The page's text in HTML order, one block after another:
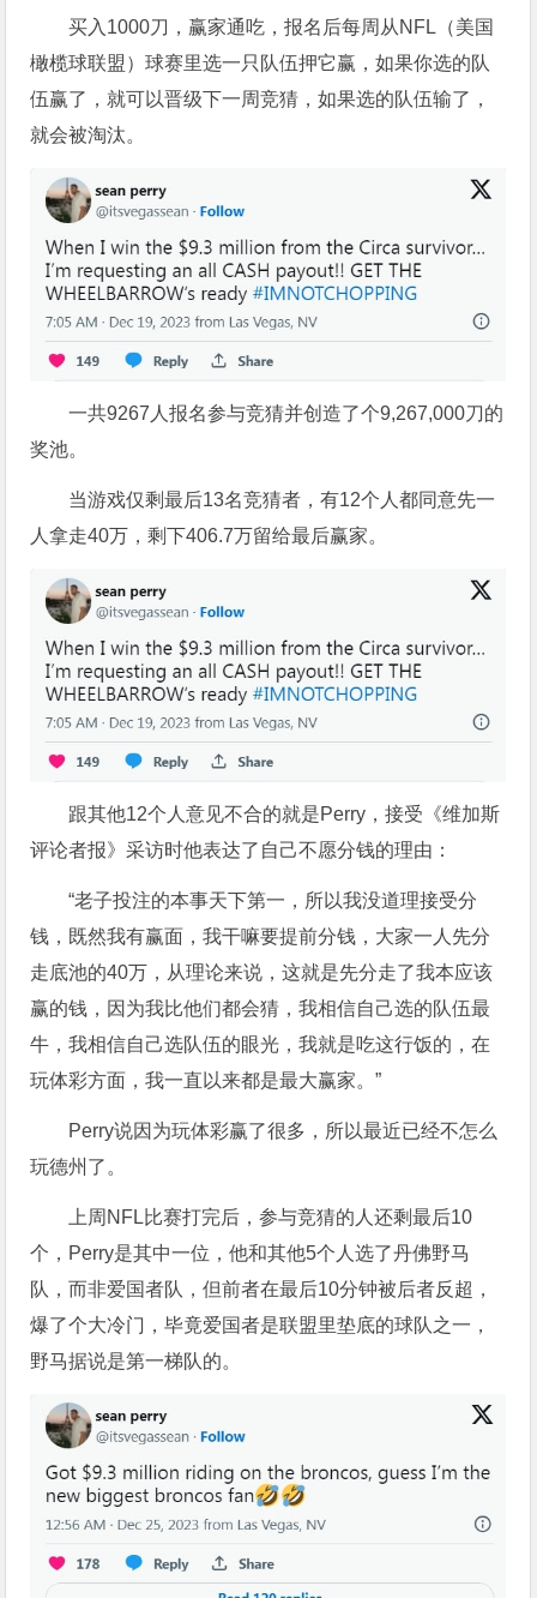
买入1000刀，赢家通吃，报名后每周从NFL（美国
橄榄球联盟）球赛里选一只队伍押它赢，如果你选的队
伍赢了，就可以晋级下一周竞猜，如果选的队伍输了，
就会被淘汰。
一共9267人报名参与竞猜并创造了个9,267,000刀的
奖池。
当游戏仅剩最后13名竞猜者，有12个人都同意先一
人拿走40万，剩下406.7万留给最后赢家。
跟其他12个人意见不合的就是Perry，接受《维加斯
评论者报》采访时他表达了自己不愿分钱的理由：
“老子投注的本事天下第一，所以我没道理接受分
钱，既然我有赢面，我干嘛要提前分钱，大家一人先分
走底池的40万，从理论来说，这就是先分走了我本应该
赢的钱，因为我比他们都会猜，我相信自己选的队伍最
牛，我相信自己选队伍的眼光，我就是吃这行饭的，在
玩体彩方面，我一直以来都是最大赢家。”
Perry说因为玩体彩赢了很多，所以最近已经不怎么
玩德州了。
上周NFL比赛打完后，参与竞猜的人还剩最后10
个，Perry是其中一位，他和其他5个人选了丹佛野马
队，而非爱国者队，但前者在最后10分钟被后者反超，
爆了个大冷门，毕竟爱国者是联盟里垫底的球队之一，
野马据说是第一梯队的。